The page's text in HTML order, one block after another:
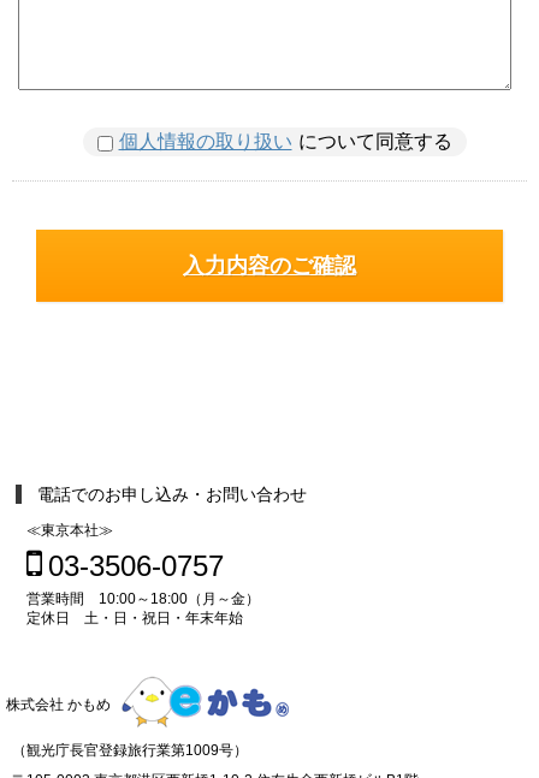
個人情報の取り扱い について同意する
電話でのお申し込み・お問い合わせ
≪東京本社≫
03-3506-0757
営業時間 10:00～18:00（月～金）
定休日 土・日・祝日・年末年始
株式会社 かもめ
（観光庁長官登録旅行業第1009号）